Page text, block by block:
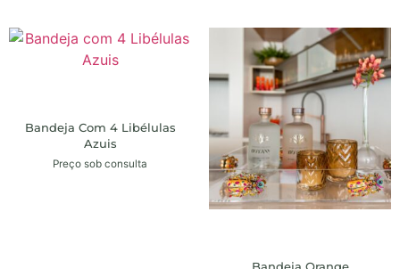
Bandeja Com 4 Libélulas
Azuis
Preço sob consulta